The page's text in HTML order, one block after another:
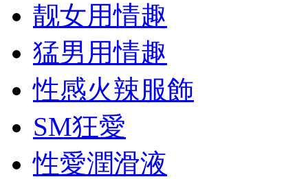
靓女用情趣
猛男用情趣
性感火辣服飾
SM狂愛
性愛潤滑液